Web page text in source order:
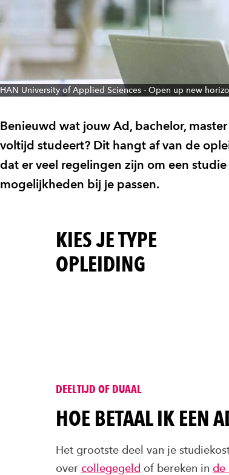
HAN University of Applied Sciences - Open up new
Benieuwd wat jouw Ad, bachelor,
voltijd studeert? Dit hangt af van de
dat er veel regelingen zijn om een
mogelijkheden bij je passen.
KIES JE TYPE
OPLEIDING
DEELTIJD OF DUAAL
HOE BETAAL IK EEN
Het grootste deel van je
over collegegeld of bereken in de